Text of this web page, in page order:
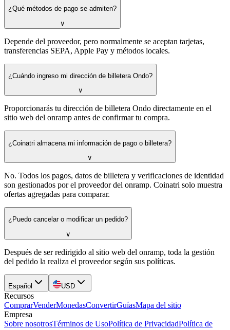
¿Qué métodos de pago se admiten?
∨
Depende del proveedor, pero normalmente se aceptan tarjetas,
transferencias SEPA, Apple Pay y métodos locales.
¿Cuándo ingreso mi dirección de billetera Ondo?
∨
Proporcionarás tu dirección de billetera Ondo directamente en el
sitio web del onramp antes de confirmar tu compra.
¿Coinatri almacena mi información de pago o billetera?
∨
No. Todos los pagos, datos de billetera y verificaciones de identidad
son gestionados por el proveedor del onramp. Coinatri solo muestra
ofertas agregadas para comparar.
¿Puedo cancelar o modificar un pedido?
∨
Después de ser redirigido al sitio web del onramp, toda la gestión
del pedido la realiza el proveedor según sus políticas.
Español USD
Recursos
ComprarVenderMonedasConvertirGuíasMapa del sitio
Empresa
Sobre nosotrosTérminos de UsoPolítica de PrivacidadPolítica de